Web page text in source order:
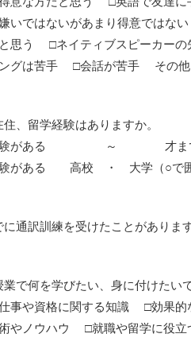
いではないがあまり得意ではな
思う □ネイティブスピーカーの
ングは苦手 □会話が苦手 そ
、留学経験はありますか。
住経験があ
経験がある 高校
に通訳訓練を受けたことがあ
業で何を学びたい、身に付けたい
事や資格に関する知識 □効果的
やノウハウ □就職や留学に役立